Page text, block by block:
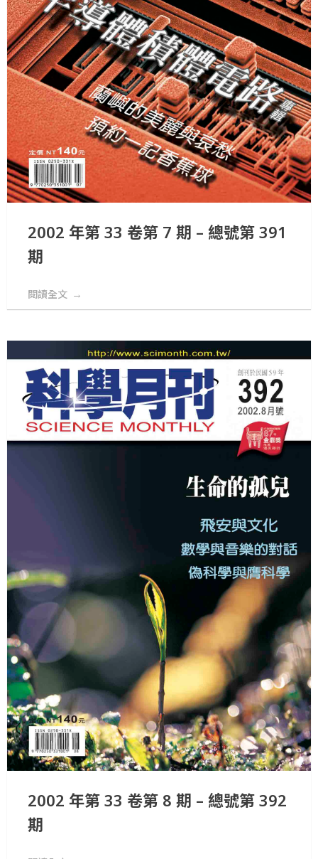
2002 年第 33 卷第 7 期 – 總號第 391
期
閱讀全文
2002 年第 33 卷第 8 期 – 總號第 392
期